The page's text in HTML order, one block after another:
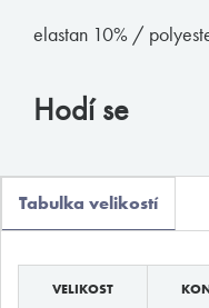
elastan 10% /
Hodí se
Tabulka velikostí
VELIKOST
T: (+420)273 132 679
ADRESA
Praha 1, 110 00